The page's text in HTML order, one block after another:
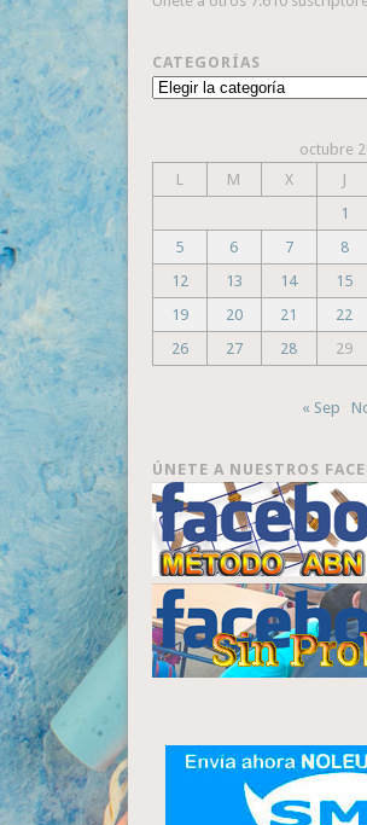
CATEGORÍAS
Categorías
octubre
L
M X J
1
5
6 7 8
12
13 14 15
19
20 21 22
26
27 28 29
« Sep
ÚNETE A NUESTROS